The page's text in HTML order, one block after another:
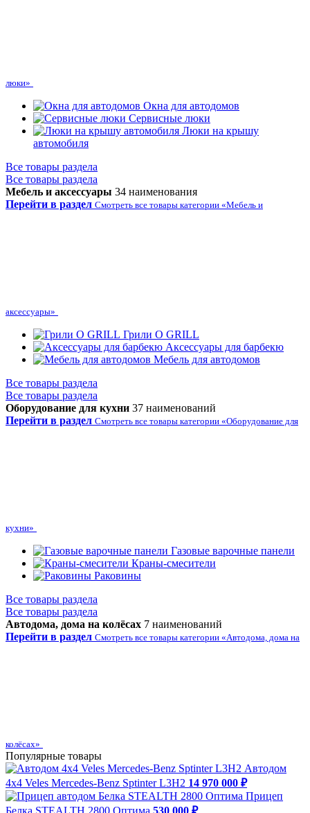
люки»
Окна для автодомов
Сервисные люки
Люки на крышу
автомобиля
Все товары раздела
Все товары раздела
Мебель и аксессуары 34 наименования
Перейти в раздел Смотреть все товары категории «Мебель и
аксессуары»
Грили O GRILL
Аксессуары для барбекю
Мебель для автодомов
Все товары раздела
Все товары раздела
Оборудование для кухни 37 наименований
Перейти в раздел Смотреть все товары категории «Оборудование для
кухни»
Газовые варочные панели
Краны-смесители
Раковины
Все товары раздела
Все товары раздела
Автодома, дома на колёсах 7 наименований
Перейти в раздел Смотреть все товары категории «Автодома, дома на
колёсах»
Популярные товары
Автодом
4х4 Veles Mercedes-Benz Sptinter L3H2 14 970 000 ₽
Прицеп
Белка STEALTH 2800 Оптима 530 000 ₽